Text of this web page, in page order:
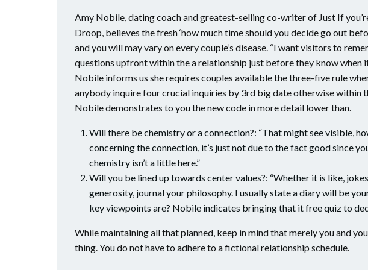
Amy Nobile, dating coach and greatest-selling co-writer of Just If
Droop, believes the fresh ‘how much time should you decide go out
and you will may vary on every couple’s disease. “I want visitors to
questions upfront within the a relationship just before they know when
Nobile informs us she requires couples available the three-five rule
anybody inquire four crucial inquiries by 3rd big date otherwise within
Nobile demonstrates to you the new code in more detail lower than.
Will there be chemistry or a connection?: “That might see visible,
concerning the connection, it’s just not due to the fact good since
chemistry isn’t a little here.”
Will you be lined up towards center values?: “Whether it is like,
generosity, journal your philosophy. I usually state a diary will be
key viewpoints are? Nobile indicates bringing that it free quiz to
While maintaining all that planned, keep in mind that merely you and
thing. You do not have to adhere to a fictional relationship schedule.